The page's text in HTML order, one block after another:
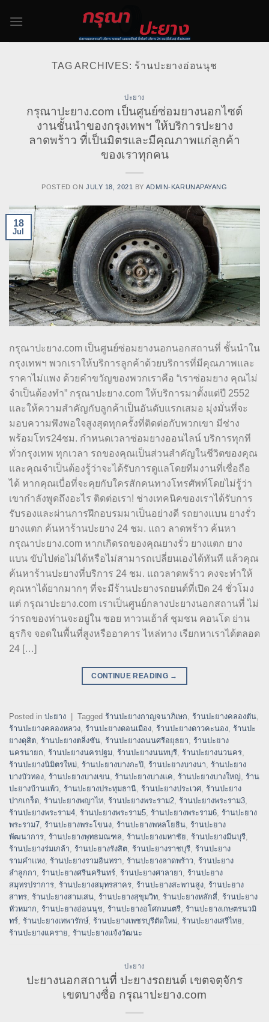
TAG ARCHIVES: ร้านปะยางอ่อนนุช
ปะยาง
กรุณาปะยาง.com เป็นศูนย์ซ่อมยางนอกไซต์
งานชั้นนำของกรุงเทพฯ ให้บริการปะยาง
ลาดพร้าว ที่เป็นมิตรและมีคุณภาพแก่ลูกค้า
ของเราทุกคน
POSTED ON JULY 18, 2021 BY ADMIN-KARUNAPAYANG
18
Jul
กรุณาปะยาง.com เป็นศูนย์ซ่อมยางนอกนอกสถานที่ ชั้นนำใน
กรุงเทพฯ พวกเราให้บริการลูกค้าด้วยบริการที่มีคุณภาพและ
ราคาไม่แพง ด้วยคำขวัญของพวกเราคือ “เราซ่อมยาง คุณไม่
จำเป็นต้องทำ” กรุณาปะยาง.com ให้บริการมาตั้งแต่ปี 2552
และให้ความสำคัญกับลูกค้าเป็นอันดับแรกเสมอ มุ่งมั่นที่จะ
มอบความพึงพอใจสูงสุดทุกครั้งที่ติดต่อกับพวกเขา มีช่าง
พร้อมโทร24ชม. กำหนดเวลาซ่อมยางออนไลน์ บริการทุกที
ทั่วกรุงเทพ ทุกเวลา รถของคุณเป็นส่วนสำคัญในชีวิตของคุณ
และคุณจำเป็นต้องรู้ว่าจะได้รับการดูแลโดยทีมงานที่เชื่อถือ
ได้ หากคุณเบื่อที่จะคุยกับใครสักคนทางโทรศัพท์โดยไม่รู้ว่า
เขากำลังพูดถึงอะไร ติดต่อเรา! ช่างเทคนิคของเราได้รับการ
รับรองและผ่านการฝึกอบรมมาเป็นอย่างดี รถยางแบน ยางรั่ว
ยางแตก ค้นหาร้านปะยาง 24 ชม. แถว ลาดพร้าว ค้นหา
กรุณาปะยาง.com หากเกิดรถของคุณยางรั่ว ยางแตก ยาง
แบน ขับไปต่อไม่ได้หรือไม่สามารถเปลี่ยนเองได้ทันที แล้วคุณ
ค้นหาร้านปะยางที่บริการ 24 ชม. แถวลาดพร้าว คงจะทำให้
คุณหาได้ยากมากๆ ที่จะมีร้านปะยางรถยนต์ที่เปิด 24 ชั่วโมง
แต่ กรุณาปะยาง.com เราเป็นศูนย์กลางปะยางนอกสถานที่ ไม่
ว่ารถของท่านจะอยู่ใน ซอย ทาวนเฮ้าส์ ชุมชน คอนโด ย่าน
ธุรกิจ จอดในพื้นที่สูงหรืออาคาร ไหล่ทาง เรียกหาเราได้ตลอด
24 […]
CONTINUE READING →
Posted in ปะยาง Tagged ร้านปะยางกาญจนาภิเษก, ร้านปะยางคลองตัน,
ร้านปะยางคลองหลวง, ร้านปะยางดอนเมือง, ร้านปะยางดาวคะนอง, ร้านปะ
ยางดุสิต, ร้านปะยางตลิ่งชัน, ร้านปะยางถนนศรีอยุธยา, ร้านปะยาง
นครนายก, ร้านปะยางนครปฐม, ร้านปะยางนนทบุรี, ร้านปะยางนวนคร,
ร้านปะยางนิมิตรใหม่, ร้านปะยางบางกะปิ, ร้านปะยางบางนา, ร้านปะยาง
บางบัวทอง, ร้านปะยางบางเขน, ร้านปะยางบางแค, ร้านปะยางบางใหญ่, ร้าน
ปะยางบ้านแพ้ว, ร้านปะยางประทุมธานี, ร้านปะยางประเวศ, ร้านปะยาง
ปากเกร็ด, ร้านปะยางพญาไท, ร้านปะยางพระราม2, ร้านปะยางพระราม3,
ร้านปะยางพระราม4, ร้านปะยางพระราม5, ร้านปะยางพระราม6, ร้านปะยาง
พระราม7, ร้านปะยางพระโขนง, ร้านปะยางพหลโยธิน, ร้านปะยาง
พัฒนาการ, ร้านปะยางพุทธมณฑล, ร้านปะยางมหาชัย, ร้านปะยางมีนบุรี,
ร้านปะยางร่มเกล้า, ร้านปะยางรังสิต, ร้านปะยางราชบุรี, ร้านปะยาง
รามคำแหง, ร้านปะยางรามอินทรา, ร้านปะยางลาดพร้าว, ร้านปะยาง
ลำลูกกา, ร้านปะยางศรีนครินทร์, ร้านปะยางศาลายา, ร้านปะยาง
สมุทรปราการ, ร้านปะยางสมุทรสาคร, ร้านปะยางสะพานสูง, ร้านปะยาง
สาทร, ร้านปะยางสามเสน, ร้านปะยางสุขุมวิท, ร้านปะยางหลักสี่, ร้านปะยาง
หัวหมาก, ร้านปะยางอ่อนนุช, ร้านปะยางอโศกมนตรี, ร้านปะยางเกษตรนวมิ
ทร์, ร้านปะยางเทพารักษ์, ร้านปะยางเพชรบุรีตัดใหม่, ร้านปะยางเสรีไทย,
ร้านปะยางแคราย, ร้านปะยางแจ้งวัฒนะ
ปะยาง
ปะยางนอกสถานที่ ปะยางรถยนต์ เขตจตุจักร
เขตบางซื่อ กรุณาปะยาง.com